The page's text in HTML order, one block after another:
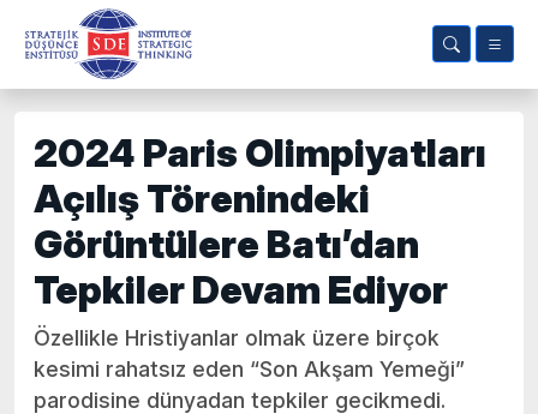
2024 Paris Olimpiyatları
Açılış Törenindeki
Görüntülere Batı’dan
Tepkiler Devam Ediyor
Özellikle Hristiyanlar olmak üzere birçok
kesimi rahatsız eden “Son Akşam Yemeği”
parodisine dünyadan tepkiler gecikmedi.